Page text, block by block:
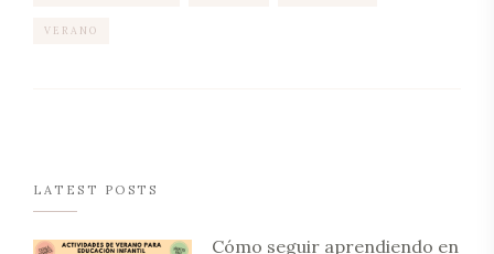
VERANO
LATEST POSTS
Cómo seguir aprendiendo en